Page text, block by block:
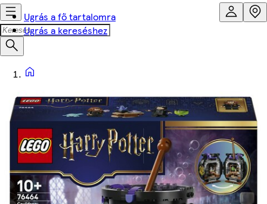
Ugrás a fő tartalomra
Ugrás a kereséshez